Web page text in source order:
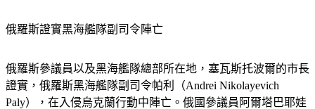
俄羅斯證實黑海艦隊副司令陣亡
俄羅斯參議員以及黑海艦隊總部所在地，塞瓦斯托波爾的市長
證實，俄羅斯黑海艦隊副司令帕利（Andrei Nikolayevich
Paly），在入侵烏克蘭行動中陣亡。俄國參議員阿爾塔巴耶娃